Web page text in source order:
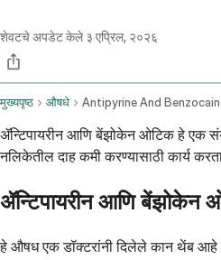
शेवटचे अपडेट केले ३ एप्रिल, २०२६
मुख्यपृष्ठ औषधे Antipyrine And
ॲन्टिपायरीन आणि बेंझोकेन ओटिक हे एक
नलिकेतील दाह कमी करण्यासाठी कार्य
ॲन्टिपायरीन आणि बेंझोकेन
हे औषध एक डॉक्टरांनी दिलेले कान थेंब आहे